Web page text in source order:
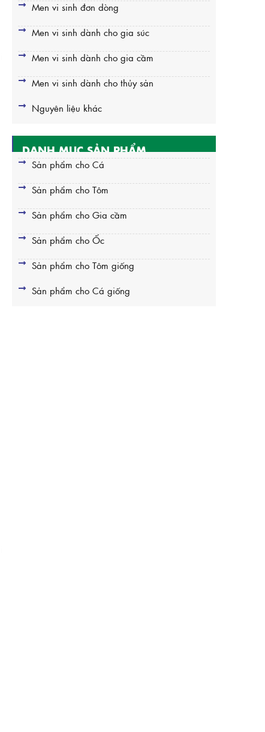
Men vi sinh đơn dòng
Men vi sinh dành cho gia súc
Men vi sinh dành cho gia cầm
Men vi sinh dành cho thủy sản
Nguyên liệu khác
DANH MỤC SẢN PHẨM
Sản phẩm cho Cá
Sản phẩm cho Tôm
Sản phẩm cho Gia cầm
Sản phẩm cho Ốc
Sản phẩm cho Tôm giống
Sản phẩm cho Cá giống